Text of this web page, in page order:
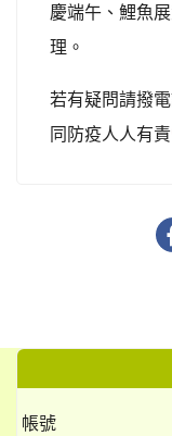
慶端午、鯉魚
理。
若有疑問請撥
同防疫人人有責
帳號